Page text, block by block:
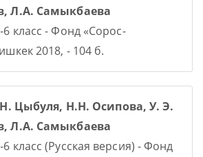
Л.А. Самыкбаева
класс - Фонд «Сорос-
2018, - 104 б.
Цыбуля, Н.Н. Осипова, У. Э.
Л.А. Самыкбаева
класс (Русская версия) - Фонд